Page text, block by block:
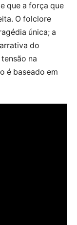
que a força que
O folclore
única; a
do
na
é baseado em